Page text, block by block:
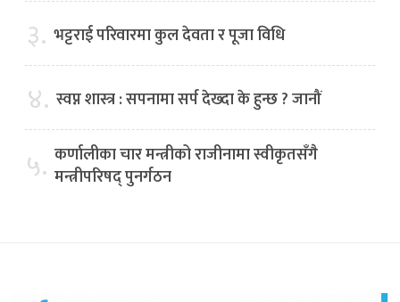
३. भट्टराई परिवारमा कुल देवता र पूजा विधि
४. स्वप्न शास्त्र : सपनामा सर्प देख्दा के हुन्छ ? जानौं
५. कर्णालीका चार मन्त्रीको राजीनामा स्वीकृतसँगै
मन्त्रीपरिषद् पुनर्गठन